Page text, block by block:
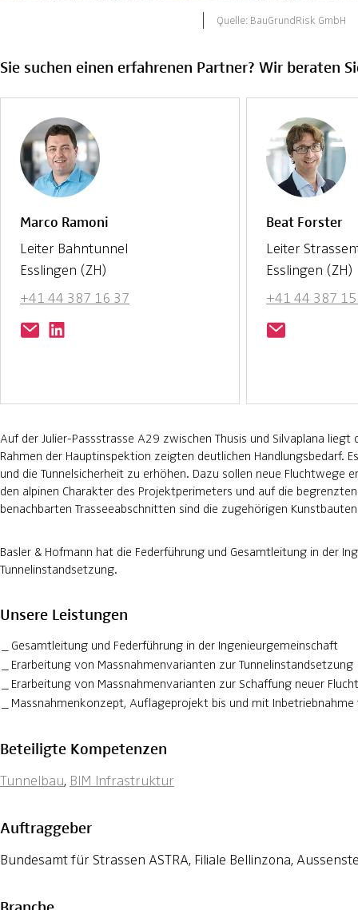
Quelle: BauGrundRisk GmbH
Sie suchen einen erfahrenen Partner? Wir beraten
Marco Ramoni
Leiter Bahntunnel
Esslingen (ZH)
+41 44 387 16 37
Beat Forster
Leiter
Esslingen (ZH)
+41 44 387
Auf der Julier-Passstrasse A29 zwischen Thusis und Silvaplana
Rahmen der Hauptinspektion zeigten deutlichen Handlungsbedarf.
und die Tunnelsicherheit zu erhöhen. Dazu sollen neue
den alpinen Charakter des Projektperimeters und auf die
benachbarten Trasseeabschnitten sind die zugehörigen
Basler & Hofmann hat die Federführung und Gesamtleitung in der
Tunnelinstandsetzung.
Unsere Leistungen
Gesamtleitung und Federführung in der Ingenieurgemeinschaft
Erarbeitung von Massnahmenvarianten zur Tunnelinstandsetzung
Erarbeitung von Massnahmenvarianten zur Schaffung neuer
Massnahmenkonzept, Auflageprojekt bis und mit
Beteiligte Kompetenzen
Tunnelbau, BIM Infrastruktur
Auftraggeber
Bundesamt für Strassen ASTRA, Filiale Bellinzona,
Branche